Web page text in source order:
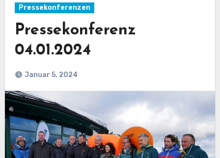
Pressekonferenzen
Pressekonferenz
04.01.2024
Januar 5, 2024